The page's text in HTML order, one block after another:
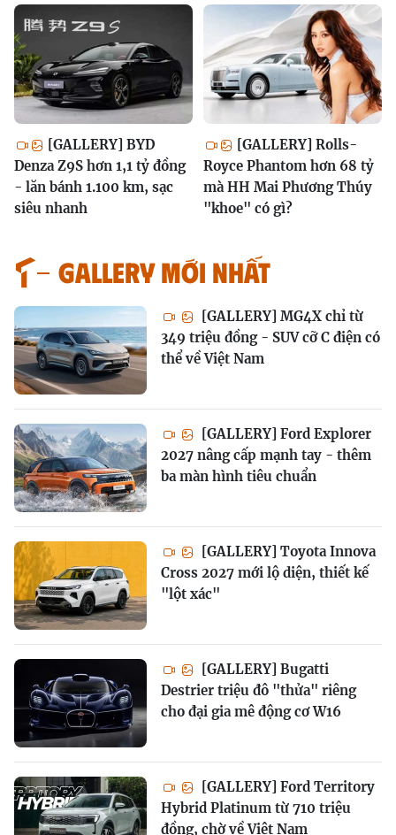
[GALLERY] BYD
Denza Z9S hơn 1,1 tỷ đồng
- lăn bánh 1.100 km, sạc
siêu nhanh
[GALLERY] Rolls-
Royce Phantom hơn 68 tỷ
mà HH Mai Phương Thúy
"khoe" có gì?
GALLERY MỚI NHẤT
[GALLERY] MG4X chỉ từ
349 triệu đồng - SUV cỡ C điện có
thể về Việt Nam
[GALLERY] Ford Explorer
2027 nâng cấp mạnh tay - thêm
ba màn hình tiêu chuẩn
[GALLERY] Toyota Innova
Cross 2027 mới lộ diện, thiết kế
"lột xác"
[GALLERY] Bugatti
Destrier triệu đô "thửa" riêng
cho đại gia mê động cơ W16
[GALLERY] Ford Territory
Hybrid Platinum từ 710 triệu
đồng, chờ về Việt Nam